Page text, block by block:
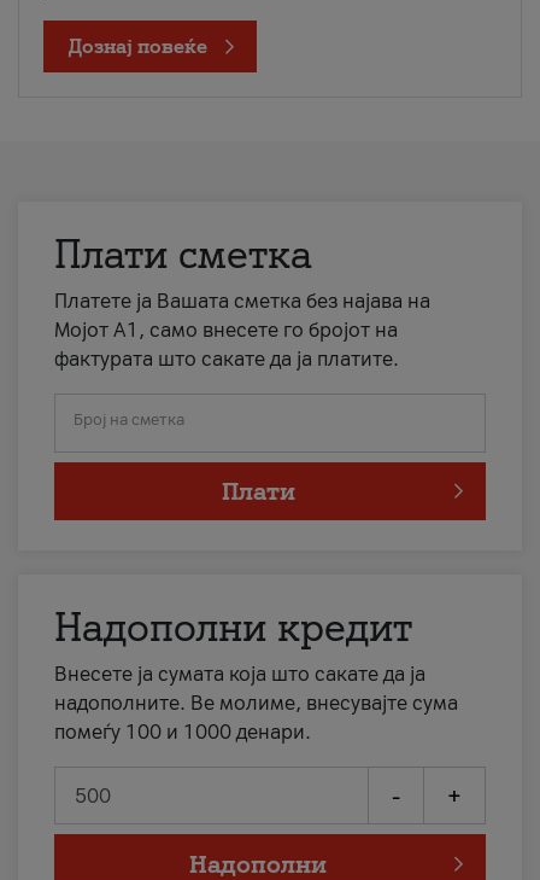
Дознај повеќе
Плати сметка
Платете ја Вашата сметка без најава на
Мојот А1, само внесете го бројот на
фактурата што сакате да ја платите.
Број на сметка
Плати
Надополни кредит
Внесете ја сумата која што сакате да ја
надополните. Ве молиме, внесувајте сума
помеѓу 100 и 1000 денари.
- +
Надополни